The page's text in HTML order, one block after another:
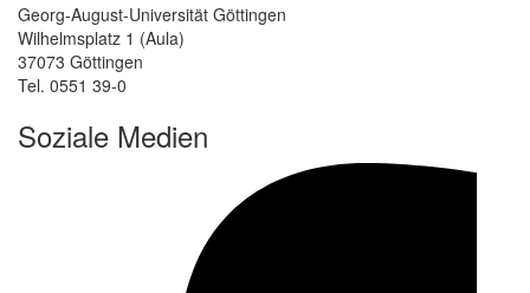
Georg-August-Universität Göttingen
Wilhelmsplatz 1 (Aula)
37073 Göttingen
Tel. 0551 39-0
Soziale Medien